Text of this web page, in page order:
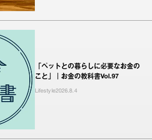
「ペットとの暮らしに必要なお金の
こと」｜お金の教科書Vol.97
Lifestyle2026.8.4